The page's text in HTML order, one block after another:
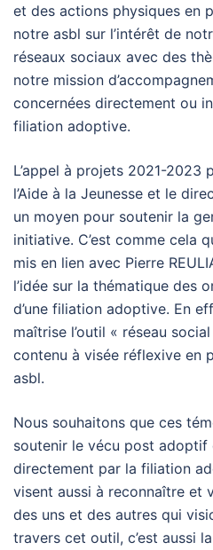
et des actions physiques en
notre asbl sur l’intérêt de
réseaux sociaux avec des
notre mission
concernées directement ou
filiation adoptive.
L’appel à projets 2021-2023
l’Aide à la Jeunesse et le
un moyen pour soutenir la
initiative. C’est comme cela
mis en lien avec Pierre
l’idée sur la thématique des
d’une filiation adoptive. En
maîtrise l’outil « réseau
contenu à visée réflexive en
asbl.
Nous souhaitons que ces
soutenir le vécu post adoptif
directement par la filiation
visent aussi à reconnaître et
des uns et des autres qui
travers cet outil, c’est aussi